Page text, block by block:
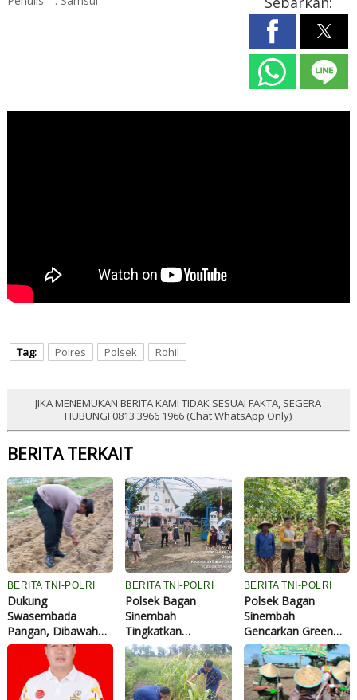
Tag: Polres Polsek Rohil
JIKA MENEMUKAN BERITA KAMI TIDAK SESUAI FAKTA, SEGERA
HUBUNGI 0813 3966 1966 (Chat WhatsApp Only)
BERITA TERKAIT
BERITA TNI-POLRI
Dukung
Swasembada
Pangan, Dibawah
Terik Matahari Polisi
dan Petani Tanam
Jagung di Ponpes
Abu Huroiroh
BERITA TNI-POLRI
Polsek Bagan
Sinembah
Tingkatkan
Pengamanan
Ibadah Gereja,
Cegah Terorisme
dan Curanmor
BERITA TNI-POLRI
Polsek Bagan
Sinembah
Gencarkan Green
Policing, Ajak Warga
Bersama Jaga
Kelestarian
Lingkungan